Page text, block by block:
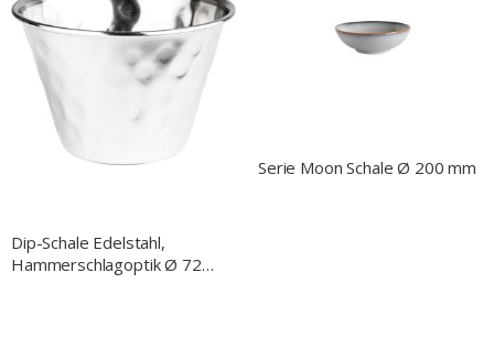
Dip-Schale Edelstahl,
Hammerschlagoptik Ø 72
Serie Moon Schale Ø 200 mm